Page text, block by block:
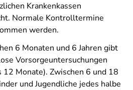
Krankenkassen
Normale Kontrolltermine
werden.
6 Monaten und 6 Jahren gibt
Vorsorgeuntersuchungen
Monate). Zwischen 6 und 18
und Jugendliche jedes halbe